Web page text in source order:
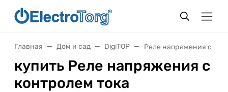
Главная Дом и сад DigiTOP Реле напряжения с
купить Реле напряжения с
контролем тока